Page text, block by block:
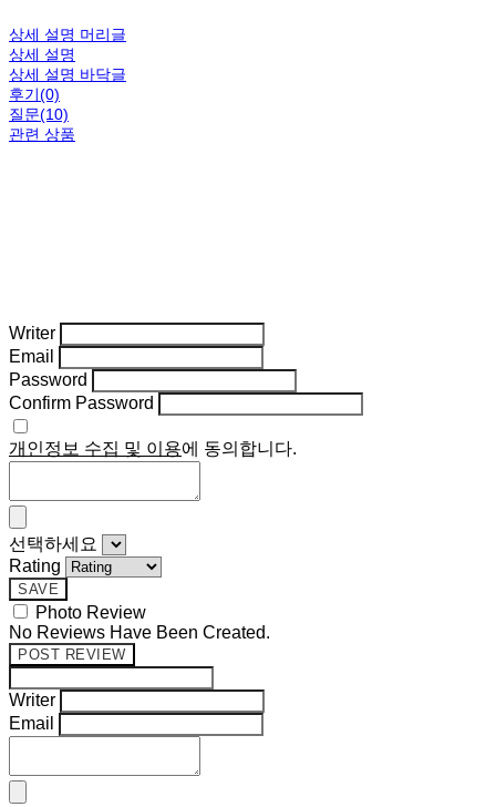
상세 설명 머리글
상세 설명
상세 설명 바닥글
후기(0)
질문(10)
관련 상품
Writer
Email
Password
Confirm Password
개인정보 수집 및 이용에 동의합니다.
선택하세요
Rating
SAVE
Photo Review
No Reviews Have Been Created.
POST REVIEW
Writer
Email